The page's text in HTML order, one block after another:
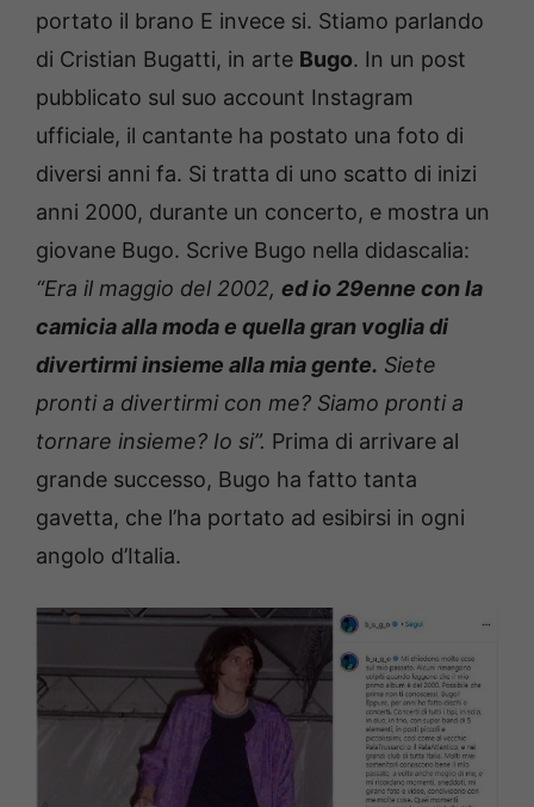
portato il brano E invece si. Stiamo parlando
di Cristian Bugatti, in arte Bugo. In un post
pubblicato sul suo account Instagram
ufficiale, il cantante ha postato una foto di
diversi anni fa. Si tratta di uno scatto di inizi
anni 2000, durante un concerto, e mostra un
giovane Bugo. Scrive Bugo nella didascalia:
“Era il maggio del 2002, ed io 29enne con la
camicia alla moda e quella gran voglia di
divertirmi insieme alla mia gente. Siete
pronti a divertirmi con me? Siamo pronti a
tornare insieme? Io si”. Prima di arrivare al
grande successo, Bugo ha fatto tanta
gavetta, che l’ha portato ad esibirsi in ogni
angolo d’Italia.